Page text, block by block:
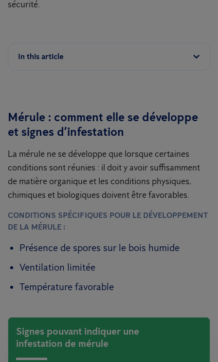
sécurité.
In this article
Mérule : comment elle se développe
et signes d’infestation
La mérule ne se développe que lorsque certaines
conditions sont réunies : il doit y avoir suffisamment
de matière organique et les conditions physiques,
chimiques et biologiques doivent être favorables.
CONDITIONS SPÉCIFIQUES POUR LE DÉVELOPPEMENT
DE LA MÉRULE :
Présence de spores sur le bois humide
Ventilation limitée
Température favorable
Signes pouvant indiquer une
infestation de mérule